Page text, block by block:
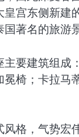
宫东侧新
著名的旅游景
要建筑组
椅；卡拉
格，气势